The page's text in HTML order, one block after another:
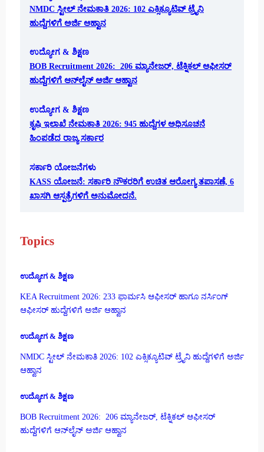
NMDC ಸ್ಟೀಲ್ ನೇಮಕಾತಿ 2026: 102 ಎಕ್ಸಿಕ್ಯೂಟಿವ್ ಟ್ರೈನಿ
ಹುದ್ದೆಗಳಿಗೆ ಅರ್ಜಿ ಆಹ್ವಾನ
ಉದ್ಯೋಗ & ಶಿಕ್ಷಣ
BOB Recruitment 2026: 206 ಮ್ಯಾನೇಜರ್, ಟೆಕ್ನಿಕಲ್ ಆಫೀಸರ್
ಹುದ್ದೆಗಳಿಗೆ ಆನ್‌ಲೈನ್ ಅರ್ಜಿ ಆಹ್ವಾನ
ಉದ್ಯೋಗ & ಶಿಕ್ಷಣ
ಕೃಷಿ ಇಲಾಖೆ ನೇಮಕಾತಿ 2026: 945 ಹುದ್ದೆಗಳ ಅಧಿಸೂಚನೆ
ಹಿಂಪಡೆದ ರಾಜ್ಯ ಸರ್ಕಾರ
ಸರ್ಕಾರಿ ಯೋಜನೆಗಳು
KASS ಯೋಜನೆ: ಸರ್ಕಾರಿ ನೌಕರರಿಗೆ ಉಚಿತ ಆರೋಗ್ಯ ತಪಾಸಣೆ, 6
ಖಾಸಗಿ ಆಸ್ಪತ್ರೆಗಳಿಗೆ ಅನುಮೋದನೆ.
Topics
ಉದ್ಯೋಗ & ಶಿಕ್ಷಣ
KEA Recruitment 2026: 233 ಫಾರ್ಮಸಿ ಆಫೀಸರ್ ಹಾಗೂ ನರ್ಸಿಂಗ್
ಆಫೀಸರ್ ಹುದ್ದೆಗಳಿಗೆ ಅರ್ಜಿ ಆಹ್ವಾನ
ಉದ್ಯೋಗ & ಶಿಕ್ಷಣ
NMDC ಸ್ಟೀಲ್ ನೇಮಕಾತಿ 2026: 102 ಎಕ್ಸಿಕ್ಯೂಟಿವ್ ಟ್ರೈನಿ ಹುದ್ದೆಗಳಿಗೆ ಅರ್ಜಿ
ಆಹ್ವಾನ
ಉದ್ಯೋಗ & ಶಿಕ್ಷಣ
BOB Recruitment 2026: 206 ಮ್ಯಾನೇಜರ್, ಟೆಕ್ನಿಕಲ್ ಆಫೀಸರ್
ಹುದ್ದೆಗಳಿಗೆ ಆನ್‌ಲೈನ್ ಅರ್ಜಿ ಆಹ್ವಾನ